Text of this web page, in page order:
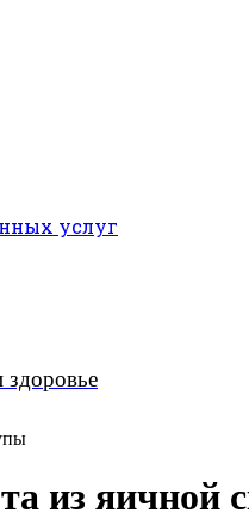
услуг
здоровье
из яичной